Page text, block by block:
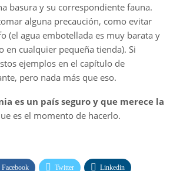
basura y su correspondiente fauna.
alguna precaución, como evitar
(el agua embotellada es muy barata y
en cualquier pequeña tienda). Si
ejemplos en el capítulo de
pero nada más que eso.
es un país seguro y que merece la
es el momento de hacerlo.
Facebook Twitter Linkedin